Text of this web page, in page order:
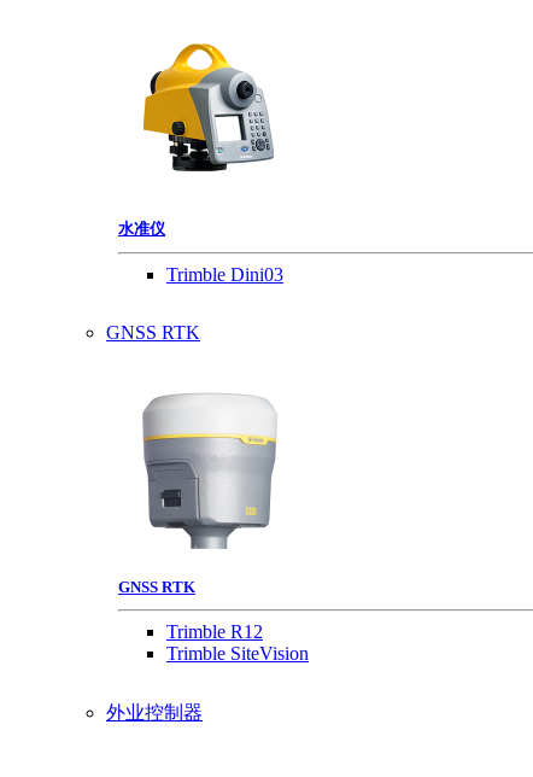
水准仪
Trimble Dini03
GNSS RTK
GNSS RTK
Trimble R12
Trimble SiteVision
外业控制器